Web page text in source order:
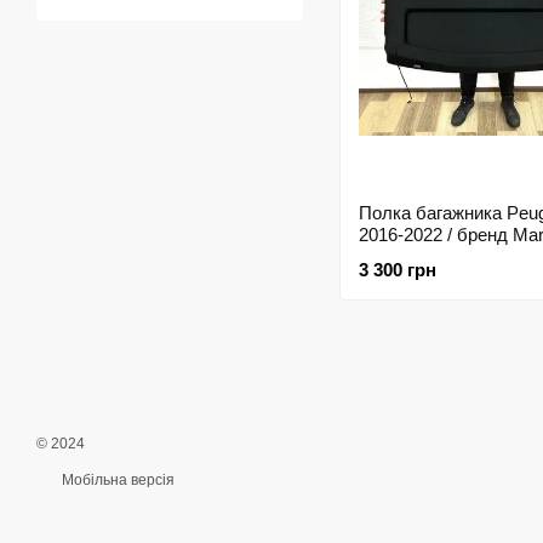
Полка багажника
2016-2022 / бренд
3 300 грн
© 2024
Мобільна версія